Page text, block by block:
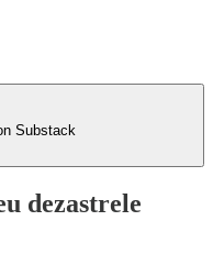
Substack
dezastrele